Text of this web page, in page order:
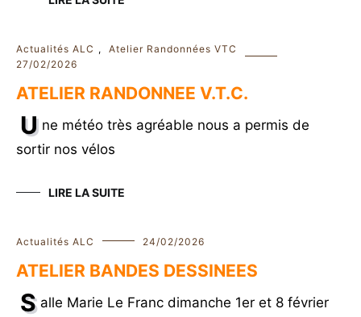
Actualités ALC ,
Atelier Randonnées VTC
27/02/2026
ATELIER RANDONNEE V.T.C.
U ne météo très agréable nous a permis de
sortir nos vélos
LIRE LA SUITE
Actualités ALC 24/02/2026
ATELIER BANDES DESSINEES
S alle Marie Le Franc dimanche 1er et 8 février